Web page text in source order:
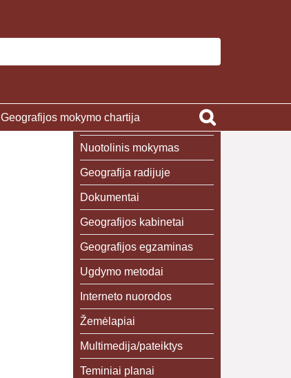
Geografijos mokymo chartija
Nuotolinis mokymas
Geografija radijuje
Dokumentai
Geografijos kabinetai
Geografijos egzaminas
Ugdymo metodai
Interneto nuorodos
Žemėlapiai
Multimedija/pateiktys
Teminiai planai